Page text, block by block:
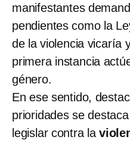
manifestantes
pendientes como la
de la violencia vicaría
primera instancia
género.
En ese sentido,
prioridades se
legislar contra la